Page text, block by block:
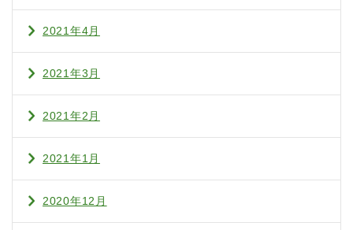
2021年4月
2021年3月
2021年2月
2021年1月
2020年12月